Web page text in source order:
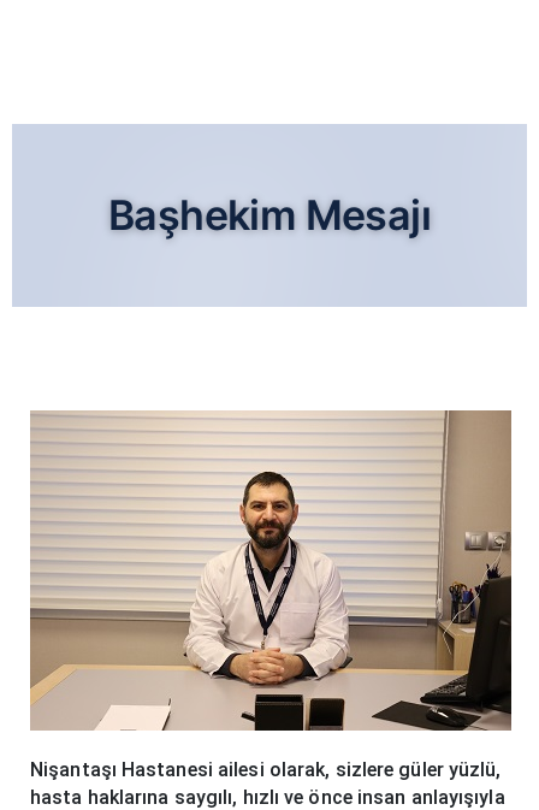
Başhekim Mesajı
Nişantaşı Hastanesi ailesi olarak, sizlere güler yüzlü,
hasta haklarına saygılı, hızlı ve önce insan anlayışıyla